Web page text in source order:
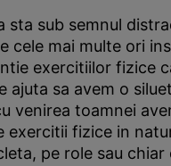
sta sub semnul
cele mai multe ori
exercitiilor fizice
ajuta sa avem o
venirea toamnei
exercitii fizice in
pe role sau chiar